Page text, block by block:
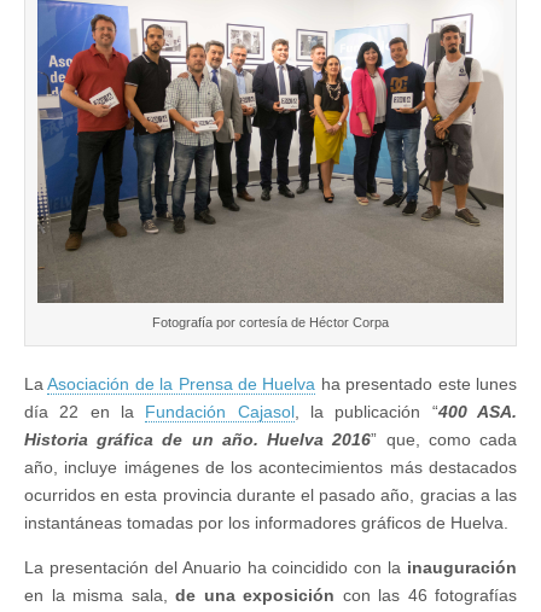
22
de
mayo
su
Anuario
Fotografía por cortesía de Héctor Corpa
LaAsociación de la Prensa de Huelva ha presentado este lunes
día 22 en la Fundación Cajasol, la publicación “400 ASA.
Historia gráfica de un año. Huelva 2016” que, como cada
año, incluye imágenes de los acontecimientos más destacados
ocurridos en esta provincia durante el pasado año, gracias a las
instantáneas tomadas por los informadores gráficos de Huelva.
La presentación del Anuario ha coincidido con la inauguración
en la misma sala, de una exposición con las 46 fotografías